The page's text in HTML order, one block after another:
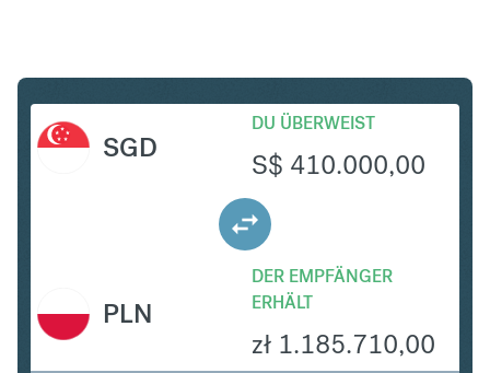
SGD
DU ÜBERWEIST
S$ 410.000,00
DER EMPFÄNGER
ERHÄLT
zł 1.185.710,00
PLN